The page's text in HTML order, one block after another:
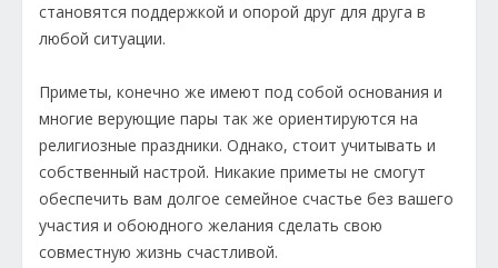
становятся поддержкой и опорой друг для друга в
любой ситуации.
Приметы, конечно же имеют под собой основания и
многие верующие пары так же ориентируются на
религиозные праздники. Однако, стоит учитывать и
собственный настрой. Никакие приметы не смогут
обеспечить вам долгое семейное счастье без вашего
участия и обоюдного желания сделать свою
совместную жизнь счастливой.